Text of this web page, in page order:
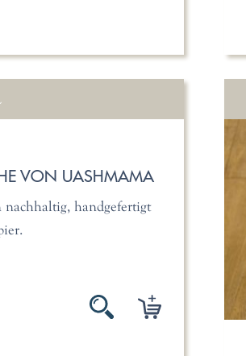
VON UASHMAMA
nachhaltig, handgefertigt